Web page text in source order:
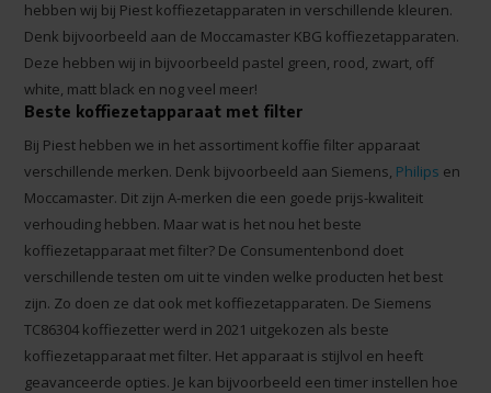
hebben wij bij Piest koffiezetapparaten in verschillende kleuren.
Denk bijvoorbeeld aan de Moccamaster KBG koffiezetapparaten.
Deze hebben wij in bijvoorbeeld pastel green, rood, zwart, off
white, matt black en nog veel meer!
Beste koffiezetapparaat met filter
Bij Piest hebben we in het assortiment koffie filter apparaat
verschillende merken. Denk bijvoorbeeld aan Siemens, Philips en
Moccamaster. Dit zijn A-merken die een goede prijs-kwaliteit
verhouding hebben. Maar wat is het nou het beste
koffiezetapparaat met filter? De Consumentenbond doet
verschillende testen om uit te vinden welke producten het best
zijn. Zo doen ze dat ook met koffiezetapparaten. De Siemens
TC86304 koffiezetter werd in 2021 uitgekozen als beste
koffiezetapparaat met filter. Het apparaat is stijlvol en heeft
geavanceerde opties. Je kan bijvoorbeeld een timer instellen hoe